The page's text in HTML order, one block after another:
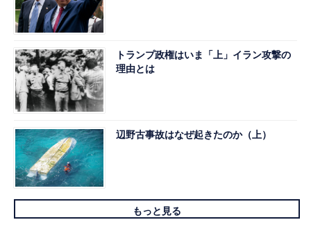
トランプ政権はいま「上」イラン攻撃の
理由とは
辺野古事故はなぜ起きたのか（上）
もっと見る